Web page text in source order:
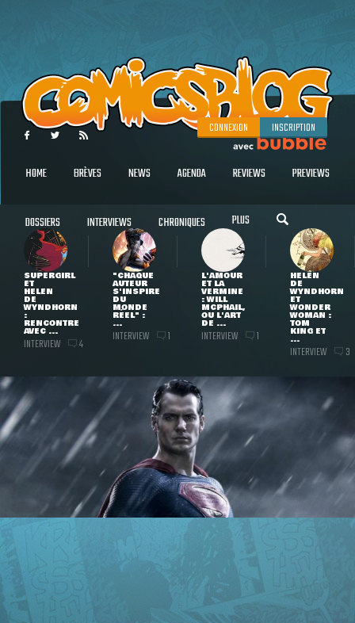
CONNEXION INSCRIPTION
HOME BRÈVES NEWS AGENDA REVIEWS PREVIEWS
DOSSIERS INTERVIEWS CHRONIQUES PLUS
SUPERGIRL
ET
HELEN
DE
WYNDHORN
:
RENCONTRE
AVEC ...
INTERVIEW 4
"CHAQUE
AUTEUR
S'INSPIRE
DU
MONDE
RÉEL" :
...
INTERVIEW 1
L'AMOUR
ET LA
VERMINE
: WILL
MCPHAIL,
OU L'ART
DE ...
INTERVIEW 1
HELEN
DE
WYNDHORN
ET
WONDER
WOMAN :
TOM
KING ET
...
INTERVIEW 3